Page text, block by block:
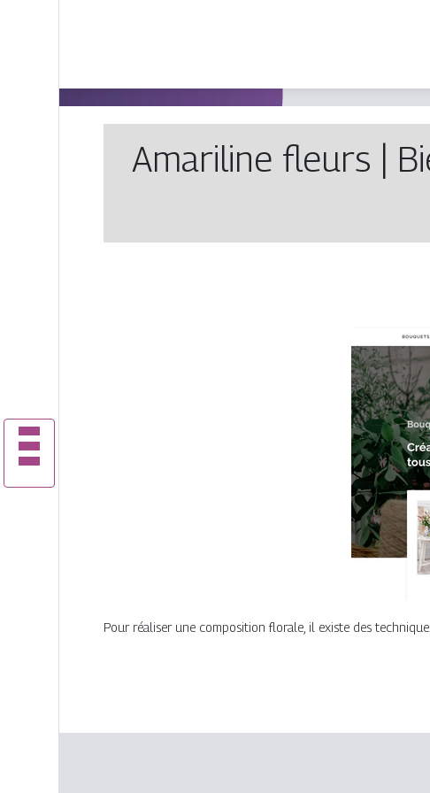
Amariline fleurs |
Pour réaliser une composition florale, il existe des